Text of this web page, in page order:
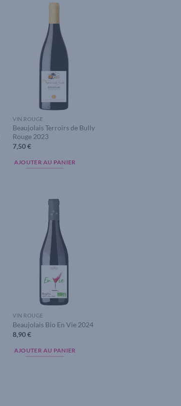
VIN ROUGE
Beaujolais Terroirs de Bully
Rouge 2023
7,50€
AJOUTER AU PANIER
VIN ROUGE
Beaujolais Bio En Vie 2024
8,90€
AJOUTER AU PANIER